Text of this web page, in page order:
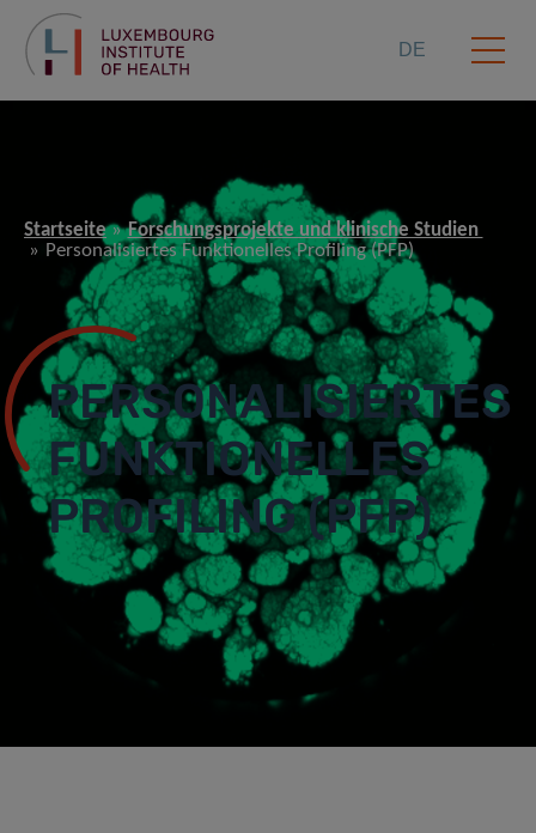
DE
Startseite
Forschungsprojekte und klinische Studien
Personalisiertes Funktionelles Profiling (PFP)
PERSONALISIERTES
FUNKTIONELLES
PROFILING (PFP)